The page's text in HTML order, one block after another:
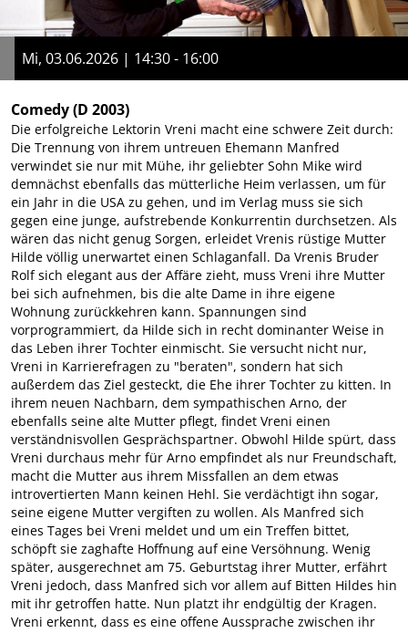
Mi, 03.06.2026 | 14:30 - 16:00
Comedy(D 2003)
Die erfolgreiche Lektorin Vreni macht eine schwere Zeit durch:
Die Trennung von ihrem untreuen Ehemann Manfred
verwindet sie nur mit Mühe, ihr geliebter Sohn Mike wird
demnächst ebenfalls das mütterliche Heim verlassen, um für
ein Jahr in die USA zu gehen, und im Verlag muss sie sich
gegen eine junge, aufstrebende Konkurrentin durchsetzen. Als
wären das nicht genug Sorgen, erleidet Vrenis rüstige Mutter
Hilde völlig unerwartet einen Schlaganfall. Da Vrenis Bruder
Rolf sich elegant aus der Affäre zieht, muss Vreni ihre Mutter
bei sich aufnehmen, bis die alte Dame in ihre eigene
Wohnung zurückkehren kann. Spannungen sind
vorprogrammiert, da Hilde sich in recht dominanter Weise in
das Leben ihrer Tochter einmischt. Sie versucht nicht nur,
Vreni in Karrierefragen zu "beraten", sondern hat sich
außerdem das Ziel gesteckt, die Ehe ihrer Tochter zu kitten. In
ihrem neuen Nachbarn, dem sympathischen Arno, der
ebenfalls seine alte Mutter pflegt, findet Vreni einen
verständnisvollen Gesprächspartner. Obwohl Hilde spürt, dass
Vreni durchaus mehr für Arno empfindet als nur Freundschaft,
macht die Mutter aus ihrem Missfallen an dem etwas
introvertierten Mann keinen Hehl. Sie verdächtigt ihn sogar,
seine eigene Mutter vergiften zu wollen. Als Manfred sich
eines Tages bei Vreni meldet und um ein Treffen bittet,
schöpft sie zaghafte Hoffnung auf eine Versöhnung. Wenig
später, ausgerechnet am 75. Geburtstag ihrer Mutter, erfährt
Vreni jedoch, dass Manfred sich vor allem auf Bitten Hildes hin
mit ihr getroffen hatte. Nun platzt ihr endgültig der Kragen.
Vreni erkennt, dass es eine offene Aussprache zwischen ihr